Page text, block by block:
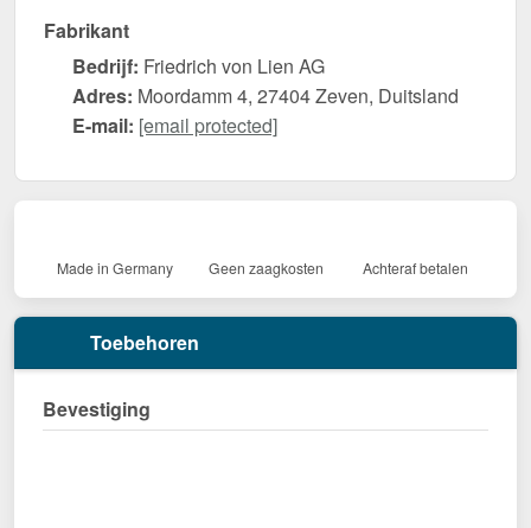
Fabrikant
Bedrijf: Friedrich von Lien AG
Adres: Moordamm 4, 27404 Zeven, Duitsland
E-mail: [email protected]
Made in Germany Geen zaagkosten Achteraf betalen
Toebehoren
Bevestiging